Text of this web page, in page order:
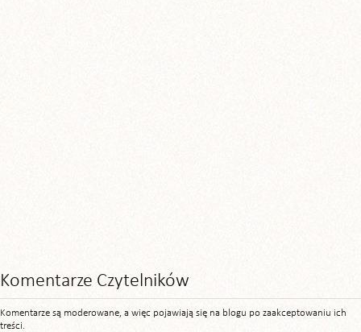
Komentarze Czytelników
Komentarze są moderowane, a więc pojawiają się na blogu po zaakceptowaniu ich
treści.